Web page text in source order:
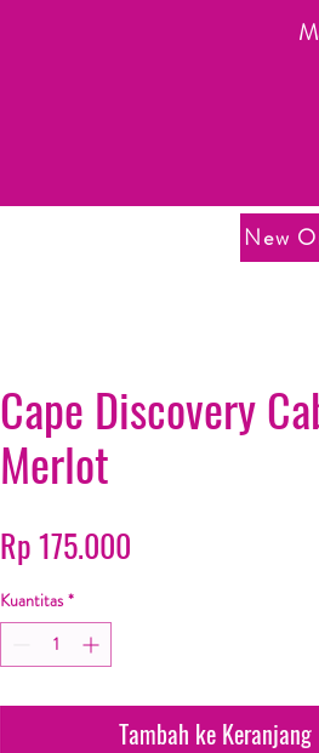
Cape Discovery
Merlot
Rp 175.000
Kuantitas *
Tambah ke Keranjang
New